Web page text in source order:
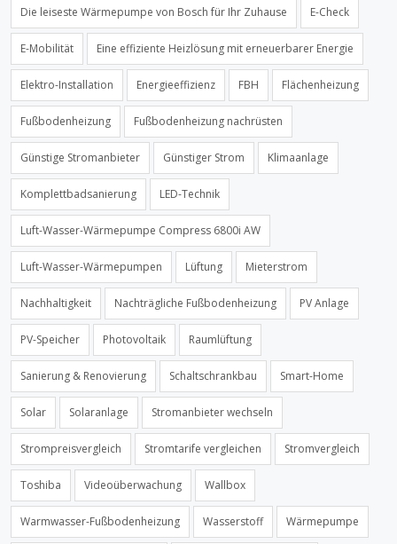
Die leiseste Wärmepumpe von Bosch für Ihr Zuhause E-Check
E-Mobilität Eine effiziente Heizlösung mit erneuerbarer Energie
Elektro-Installation Energieeffizienz FBH Flächenheizung
Fußbodenheizung Fußbodenheizung nachrüsten
Günstige Stromanbieter Günstiger Strom Klimaanlage
Komplettbadsanierung LED-Technik
Luft-Wasser-Wärmepumpe Compress 6800i AW
Luft-Wasser-Wärmepumpen Lüftung Mieterstrom
Nachhaltigkeit Nachträgliche Fußbodenheizung PV Anlage
PV-Speicher Photovoltaik Raumlüftung
Sanierung & Renovierung Schaltschrankbau Smart-Home
Solar Solaranlage Stromanbieter wechseln
Strompreisvergleich Stromtarife vergleichen Stromvergleich
Toshiba Videoüberwachung Wallbox
Warmwasser-Fußbodenheizung Wasserstoff Wärmepumpe